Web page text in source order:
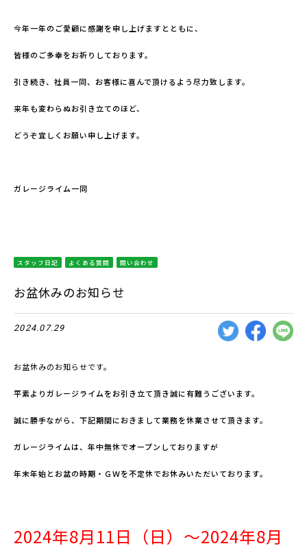
今年一年のご愛顧に感謝を申し上げますとともに、
皆様のご多幸をお祈りしております。
引き続き、社員一同、お客様に喜んで頂けるよう尽力致します。
来年も変わらぬお引き立てのほど、
どうぞ宜しくお願い申し上げます。
ガレージライム一同
スタッフ日記 よくある質問 問い合わせ
お盆休みのお知らせ
2024.07.29
お盆休みのお知らせです。
平素よりガレージライムをお引き立て頂き誠に有難うございます。
誠に勝手ながら、下記期間におきまして業務を休業させて頂きます。
ガレージライムは、年中無休でオープンしておりますが
年末年始とお盆の時期・ＧＷを不定休でお休みいただいております。
2024年8月11日（日）～2024年8月